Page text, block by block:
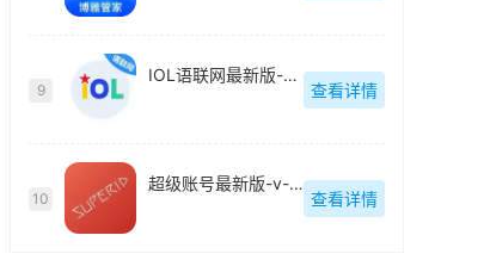
9
IOL语联网最新版-v1.0.6
查看详情
10
超级账号最新版-v-1.1.97
查看详情